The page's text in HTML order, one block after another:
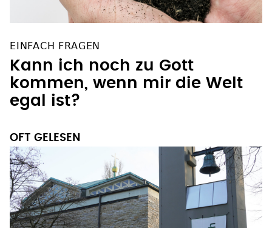
EINFACH FRAGEN
Kann ich noch zu Gott
kommen, wenn mir die Welt
egal ist?
OFT GELESEN